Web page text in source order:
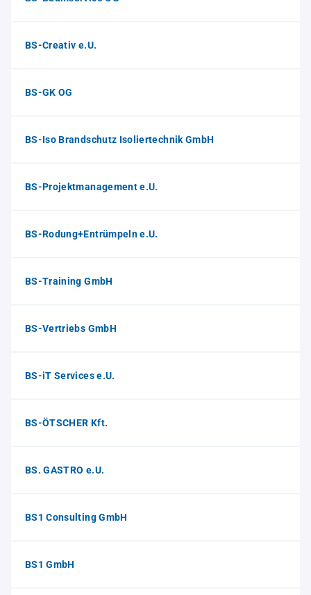
BS-Creativ e.U.
BS-GK OG
BS-Iso Brandschutz Isoliertechnik GmbH
BS-Projektmanagement e.U.
BS-Rodung+Entrümpeln e.U.
BS-Training GmbH
BS-Vertriebs GmbH
BS-iT Services e.U.
BS-ÖTSCHER Kft.
BS. GASTRO e.U.
BS1 Consulting GmbH
BS1 GmbH